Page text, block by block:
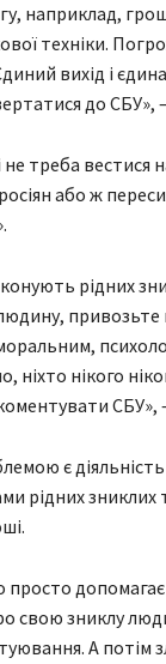
наприклад,
техніки.
вихід і
до СБУ»,
треба вестися
або ж
рідних
нікого
СБУ»,
є
рідних зниклих
просто
свою зниклу
А потім